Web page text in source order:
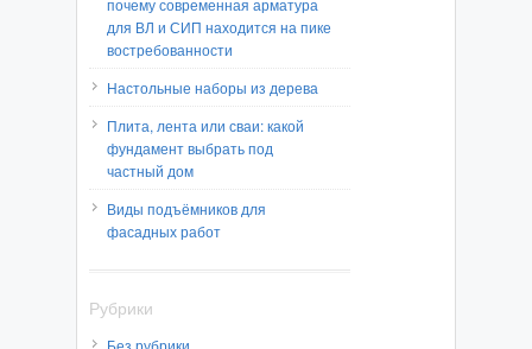
почему современная арматура
для ВЛ и СИП находится на пике
востребованности
Настольные наборы из дерева
Плита, лента или сваи: какой
фундамент выбрать под
частный дом
Виды подъёмников для
фасадных работ
Рубрики
Без рубрики